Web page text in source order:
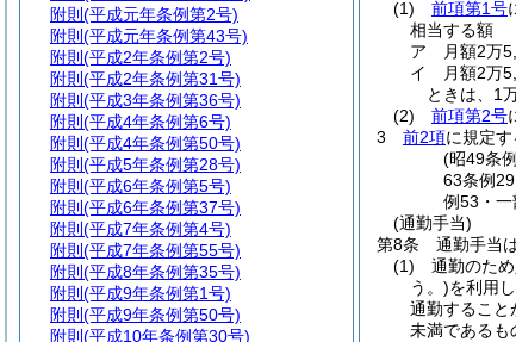
(1)
前項第1号
相当する額
ア
月額2万
イ
月額2万
ときは、1
(2)
前項第2号
3
前2項に規定
(昭49条
63条例
例53・一
(通勤手当)
第8条
通勤手当
(1)
通勤のた
う。)を利用
通勤すること
未満であるも
附則 (平成元年条例第2号)
附則 (平成元年条例第43号)
附則 (平成2年条例第2号)
附則 (平成2年条例第31号)
附則 (平成3年条例第36号)
附則 (平成4年条例第6号)
附則 (平成4年条例第50号)
附則 (平成5年条例第28号)
附則 (平成6年条例第5号)
附則 (平成6年条例第37号)
附則 (平成7年条例第4号)
附則 (平成7年条例第55号)
附則 (平成8年条例第35号)
附則 (平成9年条例第1号)
附則 (平成9年条例第50号)
附則 (平成10年条例第30号)